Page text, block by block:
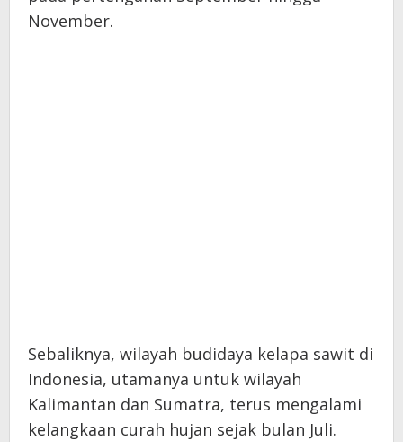
November.
Sebaliknya, wilayah budidaya kelapa sawit di
Indonesia, utamanya untuk wilayah
Kalimantan dan Sumatra, terus mengalami
kelangkaan curah hujan sejak bulan Juli.